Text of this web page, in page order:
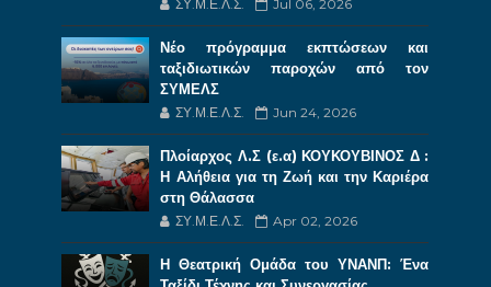
ΣΥ.Μ.Ε.Λ.Σ. Jul 06, 2026
Νέο πρόγραμμα εκπτώσεων και
ταξιδιωτικών παροχών από τον
ΣΥΜΕΛΣ
ΣΥ.Μ.Ε.Λ.Σ. Jun 24, 2026
Πλοίαρχος Λ.Σ (ε.α) ΚΟΥΚΟΥΒΙΝΟΣ Δ :
Η Αλήθεια για τη Ζωή και την Καριέρα
στη Θάλασσα
ΣΥ.Μ.Ε.Λ.Σ. Apr 02, 2026
Η Θεατρική Ομάδα του ΥΝΑΝΠ: Ένα